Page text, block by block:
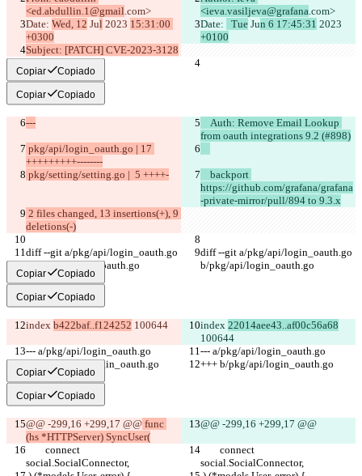
<ed.abdullin.1@gmail.com>
<ieva.vasiljeva@grafana.com>
Date: Wed, 12 Jul 2023 15:31:00
+0300
Date:
  Tue
Jun 6 17:45:31 2023
+0100
Subject: [PATCH] CVE-2023-3128
Copiar Copiado
Copiar Copiado
---
from oauth integrations 9.2 (#898)
+++++++++--------
pkg/setting/setting.go |  5 ++++-
https://github.com/grafana/grafana
-private-mirror/pull/894 to 9.3.x
deletions(-)
diff --git a/pkg/api/login_oauth.go
b/pkg/api/login_oauth.go
diff --git a/pkg/api/login_oauth.go
b/pkg/api/login_oauth.go
Copiar Copiado
Copiar Copiado
index b422baf..f124252 100644 index 22014aee43..af00c56a68
100644
--- a/pkg/api/login_oauth.go
--- a/pkg/api/login_oauth.go
+++ b/pkg/api/login_oauth.go
+++ b/pkg/api/login_oauth.go
Copiar Copiado
Copiar Copiado
@@ -299,16 +299,17 @@ func
(hs *HTTPServer) SyncUser(
@@ -299,16 +299,17 @@
social.SocialConnector,
social.SocialConnector,